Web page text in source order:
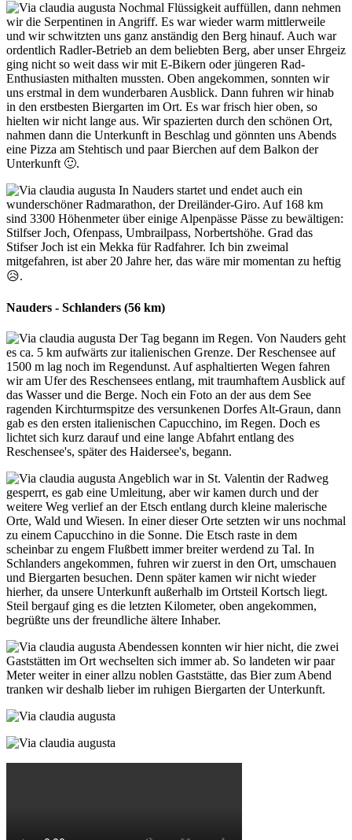
Nochmal Flüssigkeit auffüllen, dann nehmen
wir die Serpentinen in Angriff. Es war wieder warm mittlerweile
und wir schwitzten uns ganz anständig den Berg hinauf. Auch war
ordentlich Radler-Betrieb an dem beliebten Berg, aber unser Ehrgeiz
ging nicht so weit dass wir mit E-Bikern oder jüngeren Rad-
Enthusiasten mithalten mussten. Oben angekommen, sonnten wir
uns erstmal in dem wunderbaren Ausblick. Dann fuhren wir hinab
in den erstbesten Biergarten im Ort. Es war frisch hier oben, so
hielten wir nicht lange aus. Wir spazierten durch den schönen Ort,
nahmen dann die Unterkunft in Beschlag und gönnten uns Abends
eine Pizza am Stehtisch und paar Bierchen auf dem Balkon der
Unterkunft 🙂.
In Nauders startet und endet auch ein
wunderschöner Radmarathon, der Dreiländer-Giro. Auf 168 km
sind 3300 Höhenmeter über einige Alpenpässe Pässe zu bewältigen:
Stilfser Joch, Ofenpass, Umbrailpass, Norbertshöhe. Grad das
Stifser Joch ist ein Mekka für Radfahrer. Ich bin zweimal
mitgefahren, ist aber 20 Jahre her, das wäre mir momentan zu heftig
😥.
Nauders - Schlanders (56 km)
Der Tag begann im Regen. Von Nauders geht
es ca. 5 km aufwärts zur italienischen Grenze. Der Reschensee auf
1500 m lag noch im Regendunst. Auf asphaltierten Wegen fahren
wir am Ufer des Reschensees entlang, mit traumhaftem Ausblick auf
das Wasser und die Berge. Noch ein Foto an der aus dem See
ragenden Kirchturmspitze des versunkenen Dorfes Alt-Graun, dann
gab es den ersten italienischen Capucchino, im Regen. Doch es
lichtet sich kurz darauf und eine lange Abfahrt entlang des
Reschensee's, später des Haidersee's, begann.
Angeblich war in St. Valentin der Radweg
gesperrt, es gab eine Umleitung, aber wir kamen durch und der
weitere Weg verlief an der Etsch entlang durch kleine malerische
Orte, Wald und Wiesen. In einer dieser Orte setzten wir uns nochmal
zu einem Capucchino in die Sonne. Die Etsch raste in dem
scheinbar zu engem Flußbett immer breiter werdend zu Tal. In
Schlanders angekommen, fuhren wir zuerst in den Ort, umschauen
und Biergarten besuchen. Denn später kamen wir nicht wieder
hierher, da unsere Unterkunft außerhalb im Ortsteil Kortsch liegt.
Steil bergauf ging es die letzten Kilometer, oben angekommen,
begrüßte uns der freundliche ältere Inhaber.
Abendessen konnten wir hier nicht, die zwei
Gaststätten im Ort wechselten sich immer ab. So landeten wir paar
Meter weiter in einer allzu noblen Gaststätte, das Bier zum Abend
tranken wir deshalb lieber im ruhigen Biergarten der Unterkunft.